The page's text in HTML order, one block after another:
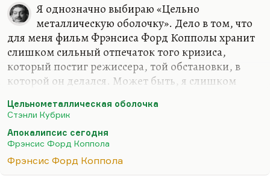
Я однозначно выбираю «Цельно
металлическую оболочку». Дело в том, что
для меня фильм Фрэнсиса Форд Копполы хранит
слишком сильный отпечаток того кризиса,
который постиг режиссера, той обстановки, в
которой он делался. Может быть, я слишком
об этом рассказывавшую, а может быть, просто
недолюбливаю эту картину, особенно в ее
режиссерской версии (хотя, прямо скажем,
разница не так уж велика). Мне кажется, что в
«Апокалипсисе» лучшее, что есть — это понятные
Цельнометаллическая оболочка
Стэнли Кубрик
Апокалипсис сегодня
Фрэнсис Форд Коппола
Фрэнсис Форд Коппола